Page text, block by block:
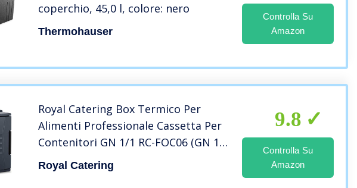
coperchio, 45,0 l, colore: nero
Thermohauser
Controlla Su
Amazon
Royal Catering Box Termico Per
Alimenti Professionale Cassetta Per
Contenitori GN 1/1 RC-FOC06 (GN 1/1
profondo 20 cm)
Royal Catering
9.8
Controlla Su
Amazon